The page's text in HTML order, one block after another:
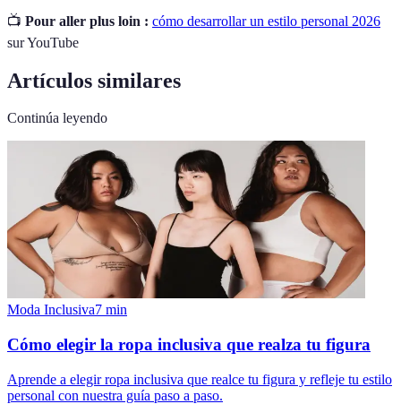
📺 Pour aller plus loin : cómo desarrollar un estilo personal 2026
sur YouTube
Artículos similares
Continúa leyendo
Moda Inclusiva7 min
Cómo elegir la ropa inclusiva que realza tu figura
Aprende a elegir ropa inclusiva que realce tu figura y refleje tu estilo
personal con nuestra guía paso a paso.